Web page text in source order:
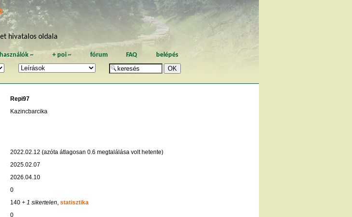
hivatalos oldala
~ + poi~ fórum FAQ belépés
Repi97
Kazincbarcika
2022.02.12 (azóta átlagosan 0.6 megtalálása volt hetente)
2025.02.07
2026.04.10
0
140+ 1 sikertelen, statisztika
0